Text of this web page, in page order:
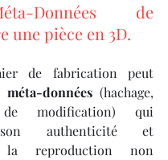
Données de
une pièce en 3D.
de fabrication peut
méta-données (hachage,
modification) qui
authenticité et
la reproduction non